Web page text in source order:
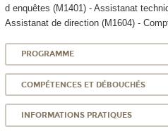
d enquêtes (M1401) - Assistanat
Assistanat de direction (M1604) -
PROGRAMME
COMPÉTENCES ET DÉBOUCHÉS
INFORMATIONS PRATIQUES